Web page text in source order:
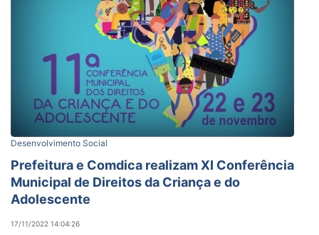
Desenvolvimento Social
Prefeitura e Comdica realizam XI Conferência
Municipal de Direitos da Criança e do
Adolescente
17/11/2022 14:04:26